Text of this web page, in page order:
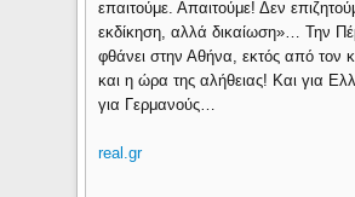
επαιτούμε. Απαιτούμε! Δεν
εκδίκηση, αλλά δικαίωση»… Την
φθάνει στην Αθήνα, εκτός από τον
και η ώρα της αλήθειας! Και για
για Γερμανούς…
real.gr